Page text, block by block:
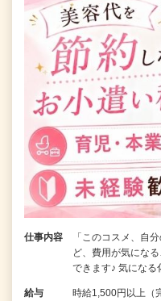
仕事内容
「このコスメ、自
ど、費用が気にな
できます♪ 気になる
給与
時給1,500円以上（